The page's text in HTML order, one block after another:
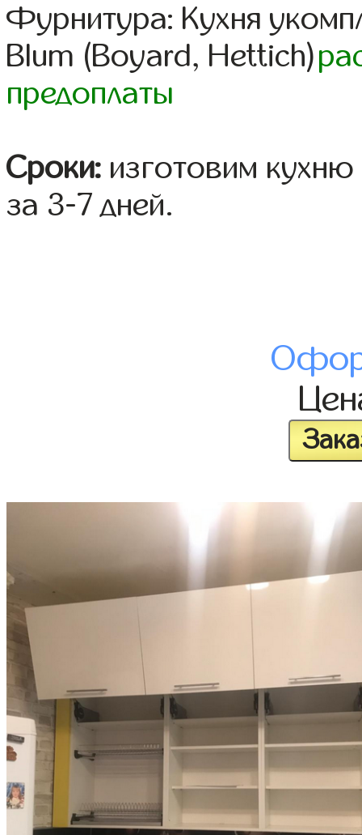
Фурнитура: Кухня
Blum (Boyard, Hettich)
предоплаты
Сроки: изготовим
за 3-7 дней.